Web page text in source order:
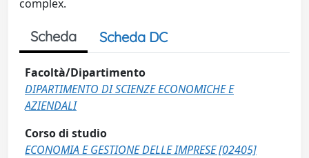
complex.
Scheda Scheda DC
Facoltà/Dipartimento
DIPARTIMENTO DI SCIENZE ECONOMICHE E
AZIENDALI
Corso di studio
ECONOMIA E GESTIONE DELLE IMPRESE [02405]